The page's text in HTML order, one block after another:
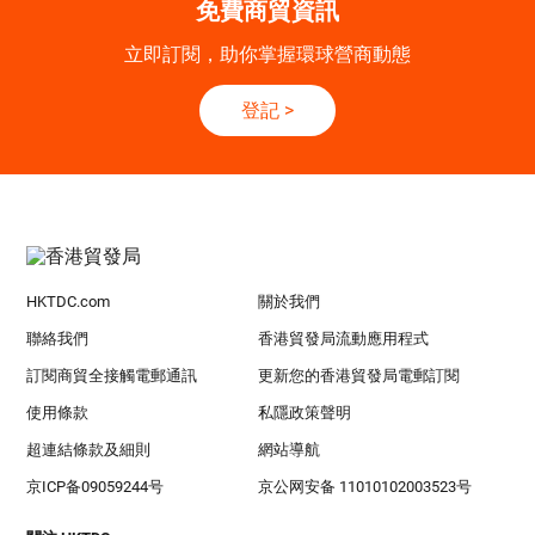
免費商貿資訊
立即訂閱，助你掌握環球營商動態
登記 >
HKTDC.com 關於我們
聯絡我們 香港貿發局流動應用程式
訂閱商貿全接觸電郵通訊 更新您的香港貿發局電郵訂閱
使用條款 私隱政策聲明
超連結條款及細則 網站導航
京ICP备09059244号 京公网安备 11010102003523号